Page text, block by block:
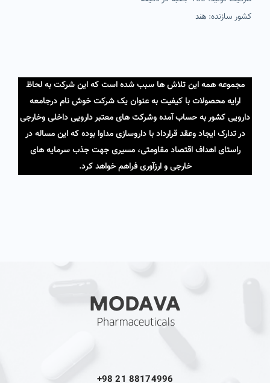
کشور سازنده: هند
مجموعه همه این تلاش ها سبب شده است که این شرکت به لحاظ
ارایه محصولات با کیفیت به عنوان یک شرکت خوش نام درجامعه
دارویی کشور به حساب آمده وشرکت های معتبر دارویی داخلی وخارجی
در تدارک ایجاد وعقد قرارداد با داروسازی مداوا بوده که این مساله در
راستای اهداف اقتصاد مقاومتی، مسیری جهت جذب سرمایه های
خارجی و ارزآوری فراهم خواهد کرد.
+98 21 88174996